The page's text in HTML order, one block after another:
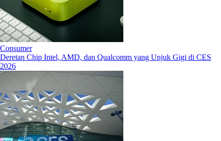
Consumer
Deretan Chip Intel, AMD, dan Qualcomm yang Unjuk Gigi di CES
2026